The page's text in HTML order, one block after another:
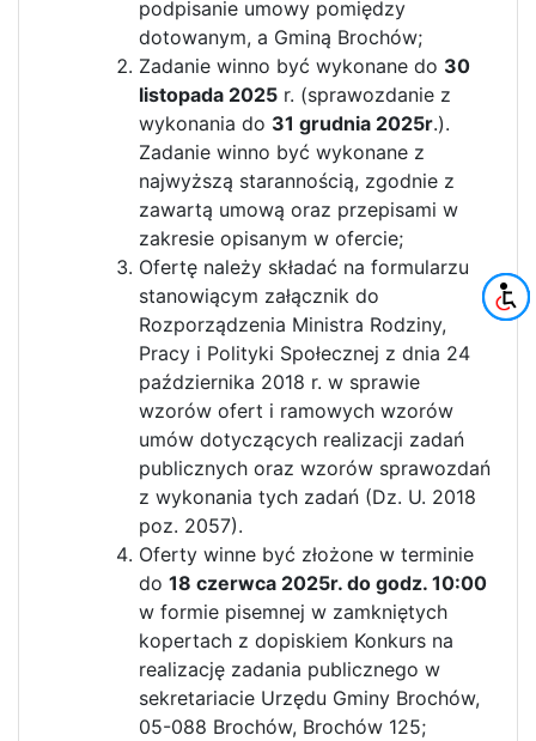
podpisanie umowy pomiędzy
dotowanym, a Gminą Brochów;
Zadanie winno być wykonane do 30
listopada 2025 r. (sprawozdanie z
wykonania do 31 grudnia 2025r.).
Zadanie winno być wykonane z
najwyższą starannością, zgodnie z
zawartą umową oraz przepisami w
zakresie opisanym w ofercie;
Ofertę należy składać na formularzu
stanowiącym załącznik do
Rozporządzenia Ministra Rodziny,
Pracy i Polityki Społecznej z dnia 24
października 2018 r. w sprawie
wzorów ofert i ramowych wzorów
umów dotyczących realizacji zadań
publicznych oraz wzorów sprawozdań
z wykonania tych zadań (Dz. U. 2018
poz. 2057).
Oferty winne być złożone w terminie
do 18 czerwca 2025r. do godz. 10:00
w formie pisemnej w zamkniętych
kopertach z dopiskiem Konkurs na
realizację zadania publicznego w
sekretariacie Urzędu Gminy Brochów,
05-088 Brochów, Brochów 125;